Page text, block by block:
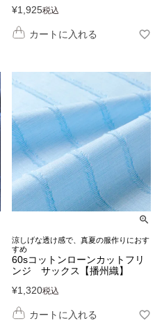
¥1,925税込
カートに入れる
涼しげな透け感で、真夏の服作りにおす
すめ
60sコットンローンカットフリ
ンジ サックス【播州織】
¥1,320税込
カートに入れる